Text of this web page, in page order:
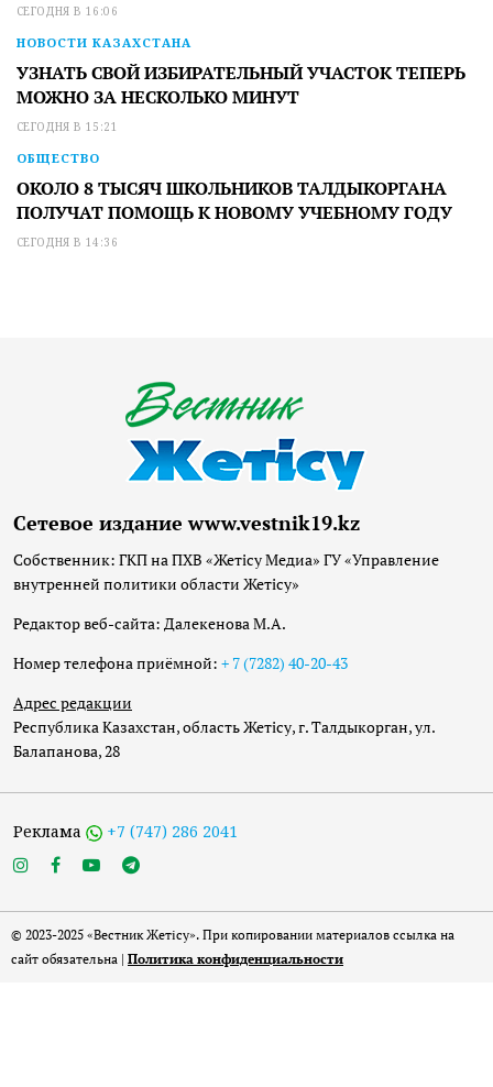
СЕГОДНЯ В 16:06
НОВОСТИ КАЗАХСТАНА
УЗНАТЬ СВОЙ ИЗБИРАТЕЛЬНЫЙ УЧАСТОК ТЕПЕРЬ
МОЖНО ЗА НЕСКОЛЬКО МИНУТ
СЕГОДНЯ В 15:21
ОБЩЕСТВО
ОКОЛО 8 ТЫСЯЧ ШКОЛЬНИКОВ ТАЛДЫКОРГАНА
ПОЛУЧАТ ПОМОЩЬ К НОВОМУ УЧЕБНОМУ ГОДУ
СЕГОДНЯ В 14:36
Сетевое издание www.vestnik19.kz
Собственник: ГКП на ПХВ «Жетісу Медиа» ГУ «Управление
внутренней политики области Жетісу»
Редактор веб-сайта: Далекенова М.А.
Номер телефона приёмной: + 7 (7282) 40-20-43
Адрес редакции
Республика Казахстан, область Жетісу, г. Талдыкорган, ул.
Балапанова, 28
Реклама +7 (747) 286 2041
© 2023-2025 «Вестник Жетісу». При копировании материалов ссылка на
сайт обязательна | Политика конфиденциальности